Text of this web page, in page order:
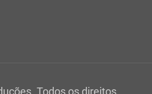
Todos os direitos